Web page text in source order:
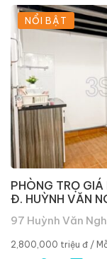
NỔI BẬT
PHÒNG TRỌ
Đ. HUỲNH VĂN
97 Huỳnh Văn
2,800,000 triệu đ /